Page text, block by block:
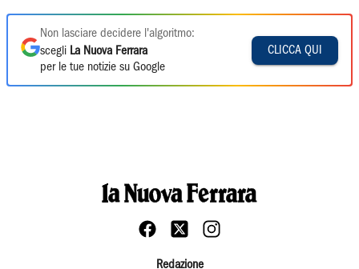
Non lasciare decidere l'algoritmo:
scegli La Nuova Ferrara
per le tue notizie su Google
CLICCA QUI
Redazione